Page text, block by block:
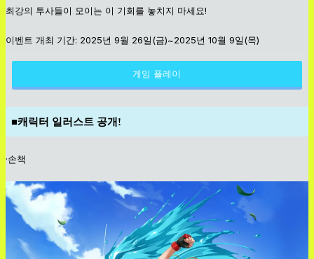
최강의 투사들이 모이는 이 기회를 놓치지 마세요!
이벤트 개최 기간: 2025년 9월 26일(금)~2025년 10월 9일(목)
게임 플레이
■캐릭터 일러스트 공개!
·손책